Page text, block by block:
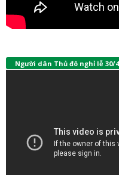
Người dân Thủ đô nghỉ lễ